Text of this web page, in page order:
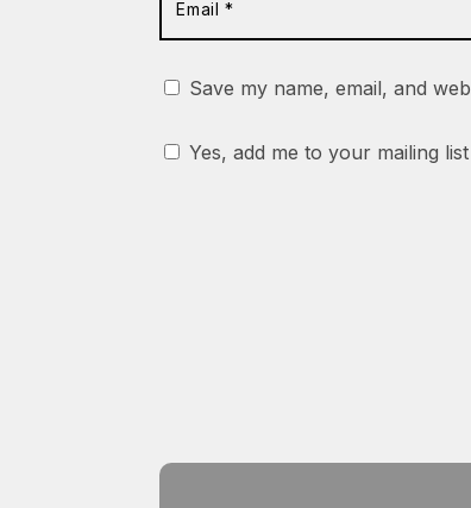
Save my name, email, and
Yes, add me to your mailing list